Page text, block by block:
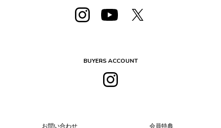
BUYERS ACCOUNT
お問い合わせ 会員特典